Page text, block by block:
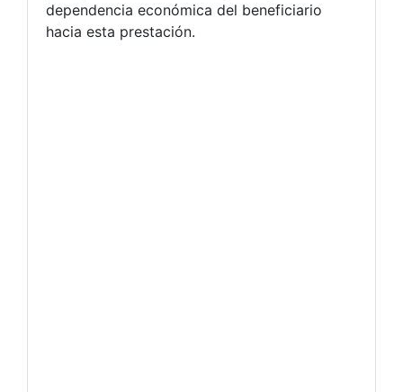
dependencia económica del beneficiario
hacia esta prestación.